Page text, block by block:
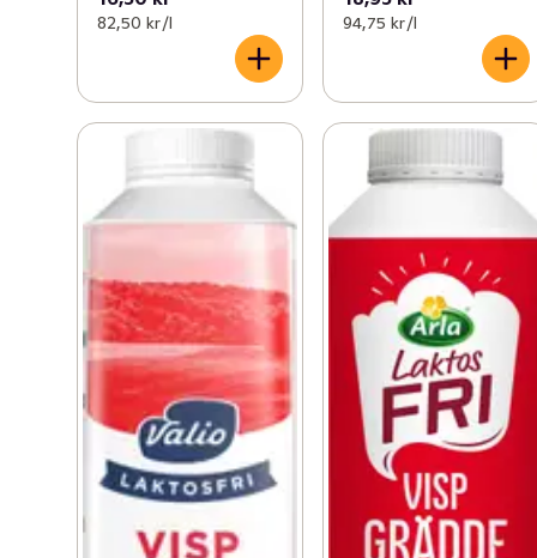
82,50 kr /l 94,75 kr /l